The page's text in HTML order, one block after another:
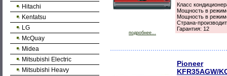
Hitachi
Kentatsu
LG
McQuay
Midea
Mitsubishi Electric
Mitsubishi Heavy
подробнее...
Класс
Мощность в
Мощность в
Страна-
Гарантия: 12
Pioneer
KFR35AGW/